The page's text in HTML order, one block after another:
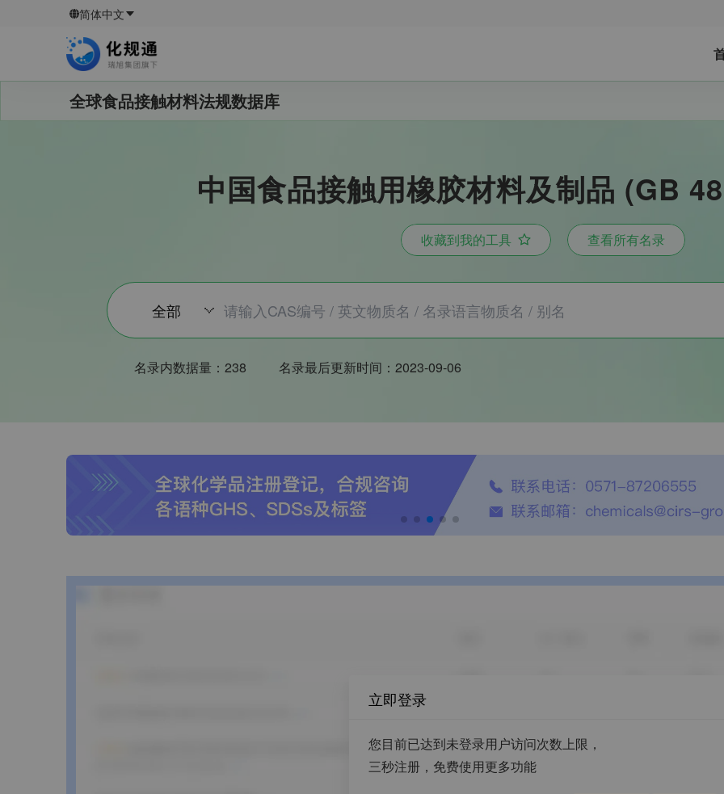
简体中文
全球食品接触材料法规数据库
中国食品接触用橡胶材料及制品 (GB
收藏到我的工具 查看所有名录
全部
名录内数据量： 238 名录最后更新时间： 2023-09-06
立即登录
您目前已达到未登录用户访问次数上限，
三秒注册，免费使用更多功能